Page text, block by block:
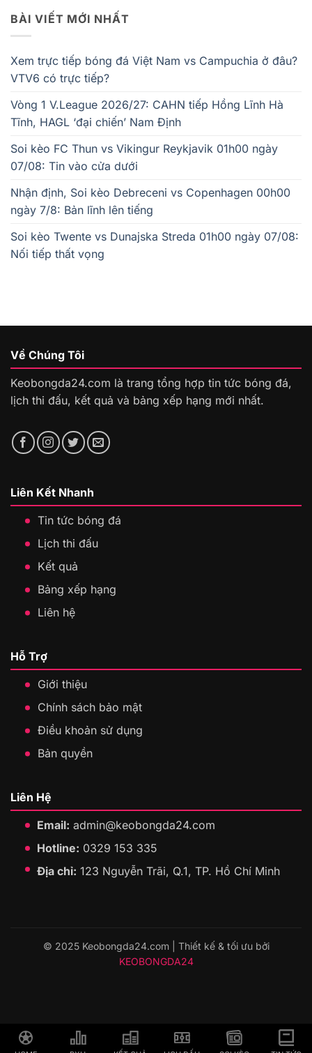
BÀI VIẾT MỚI NHẤT
Xem trực tiếp bóng đá Việt Nam vs Campuchia ở đâu?
VTV6 có trực tiếp?
Vòng 1 V.League 2026/27: CAHN tiếp Hồng Lĩnh Hà
Tĩnh, HAGL ‘đại chiến’ Nam Định
Soi kèo FC Thun vs Vikingur Reykjavik 01h00 ngày
07/08: Tin vào cửa dưới
Nhận định, Soi kèo Debreceni vs Copenhagen 00h00
ngày 7/8: Bản lĩnh lên tiếng
Soi kèo Twente vs Dunajska Streda 01h00 ngày 07/08:
Nối tiếp thất vọng
Về Chúng Tôi
Keobongda24.com là trang tổng hợp tin tức bóng đá,
lịch thi đấu, kết quả và bảng xếp hạng mới nhất.
Liên Kết Nhanh
Tin tức bóng đá
Lịch thi đấu
Kết quả
Bảng xếp hạng
Liên hệ
Hỗ Trợ
Giới thiệu
Chính sách bảo mật
Điều khoản sử dụng
Bản quyền
Liên Hệ
Email: admin@keobongda24.com
Hotline: 0329 153 335
Địa chỉ: 123 Nguyễn Trãi, Q.1, TP. Hồ Chí Minh
© 2025 Keobongda24.com | Thiết kế & tối ưu bởi
KEOBONGDA24
HOME BXH KẾT QUẢ LỊCH ĐẤU SOI KÈO TIN TỨC